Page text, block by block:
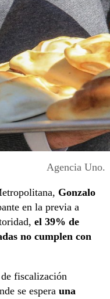
Agencia Uno.
Gonzalo
en la previa a
el 39% de
no cumplen con
fiscalización
se espera una